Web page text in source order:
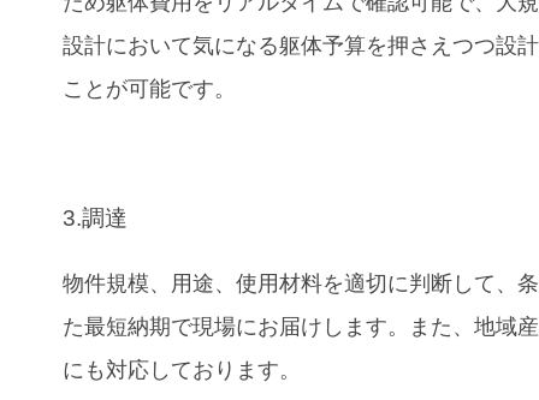
設計において気になる躯体予算を押さえつつ設
ことが可能です。
3.調達
物件規模、用途、使用材料を適切に判断して、
た最短納期で現場にお届けします。また、地域
にも対応しております。